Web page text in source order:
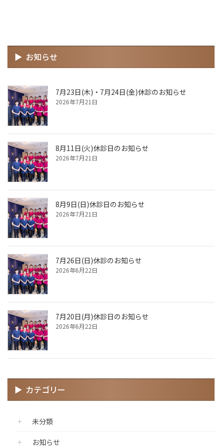
お知らせ
7月23日(木)・7月24日(金)休診のお知らせ
2026年7月21日
8月11日(火)休診日のお知らせ
2026年7月21日
8月9日(日)休診日のお知らせ
2026年7月21日
7月26日(日)休診のお知らせ
2026年6月22日
7月20日(月)休診日のお知らせ
2026年6月22日
カテゴリー
未分類
お知らせ